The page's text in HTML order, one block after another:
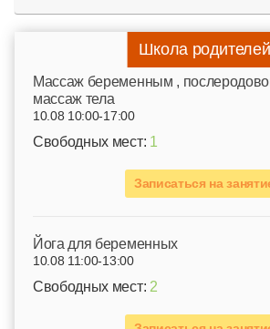
Школа родителей
Mассаж беременным ,
массаж тела
10.08 10:00-17:00
Свободных мест: 1
Записаться на
Йога для беременных
10.08 11:00-13:00
Свободных мест: 2